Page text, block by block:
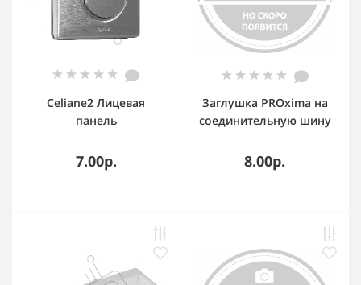
Celiane2 Лицевая
панель
7.00р.
Заглушка PROxima на
соединительную шину
8.00р.